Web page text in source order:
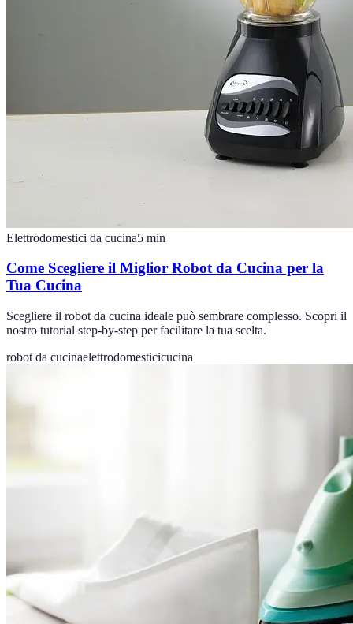
Elettrodomestici da cucina5 min
Come Scegliere il Miglior Robot da Cucina per la
Tua Cucina
Scegliere il robot da cucina ideale può sembrare complesso. Scopri il
nostro tutorial step-by-step per facilitare la tua scelta.
robot da cucinaelettrodomesticicucina